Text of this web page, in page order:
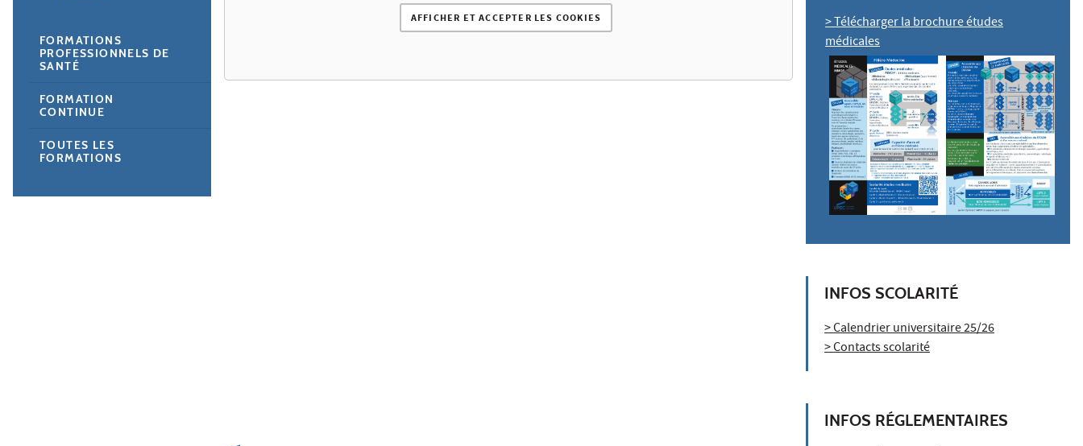
AFFICHER ET ACCEPTER LES COOKIES
> Télécharger la brochure études
médicales
INFOS SCOLARITÉ
> Calendrier universitaire 25/26
> Contacts scolarité
INFOS RÉGLEMENTAIRES
FORMATIONS
PROFESSIONNELS DE
SANTÉ
FORMATION
CONTINUE
TOUTES LES
FORMATIONS